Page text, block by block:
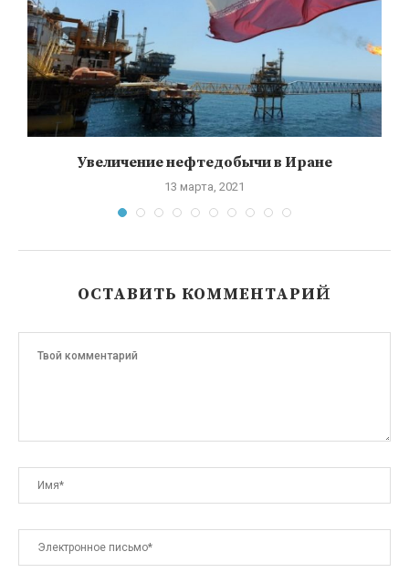
Увеличение нефтедобычи в Иране
13 марта, 2021
ОСТАВИТЬ КОММЕНТАРИЙ